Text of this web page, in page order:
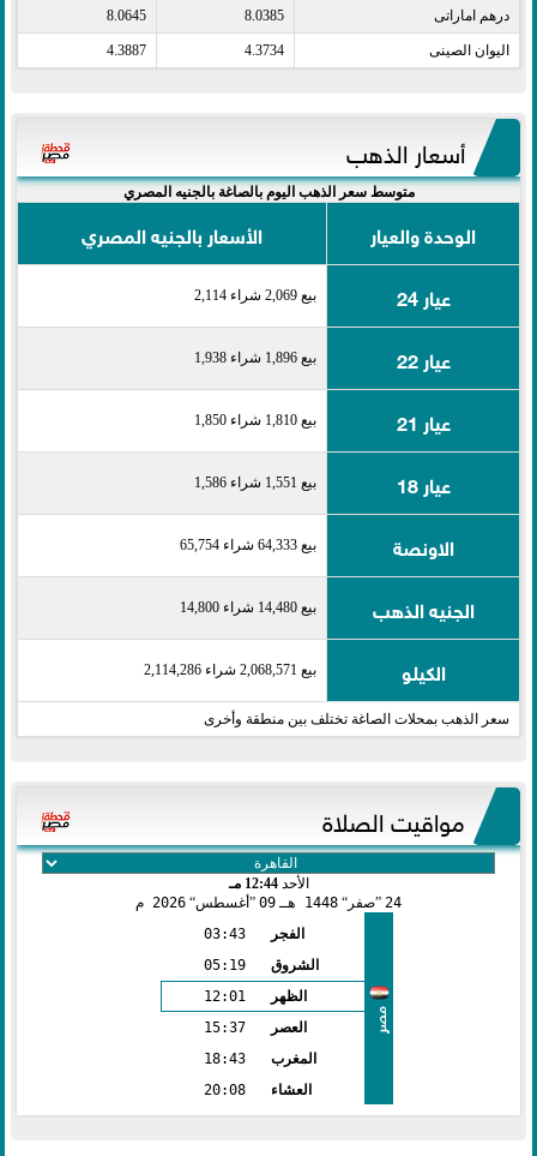
درهم اماراتى​ 8.0385
8.0645
اليوان الصينى​ 4.3734
4.3887
أسعار الذهب
متوسط سعر الذهب اليوم بالصاغة بالجنيه المصري
الوحدة والعيار
الأسعار بالجنيه المصري
عيار 24
بيع 2,069 شراء 2,114
عيار 22 بيع 1,896 شراء 1,938
عيار 21 بيع 1,810 شراء 1,850
عيار 18 بيع 1,551 شراء 1,586
الاونصة بيع 64,333 شراء 65,754
الجنيه الذهب بيع 14,480 شراء 14,800
الكيلو بيع 2,068,571 شراء 2,114,286
سعر الذهب بمحلات الصاغة تختلف بين منطقة وأخرى
مواقيت الصلاة
الأحد12:44 مـ
24
صفر 1448 هـ 09 أغسطس 2026 م
مصر
الفجر
03:43
الشروق
05:19
الظهر
12:01
العصر
15:37
المغرب
18:43
العشاء
20:08